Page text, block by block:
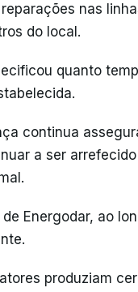
nas
do local.
quanto
continua
a ser
Energodar, ao
produziam